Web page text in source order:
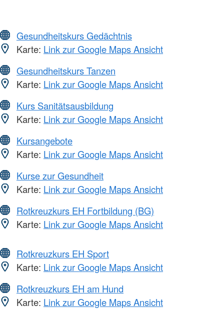
Gesundheitskurs Gedächtnis
Karte: Link zur Google Maps Ansicht
Gesundheitskurs Tanzen
Karte: Link zur Google Maps Ansicht
Kurs Sanitätsausbildung
Karte: Link zur Google Maps Ansicht
Kursangebote
Karte: Link zur Google Maps Ansicht
Kurse zur Gesundheit
Karte: Link zur Google Maps Ansicht
Rotkreuzkurs EH Fortbildung (BG)
Karte: Link zur Google Maps Ansicht
Rotkreuzkurs EH Sport
Karte: Link zur Google Maps Ansicht
Rotkreuzkurs EH am Hund
Karte: Link zur Google Maps Ansicht